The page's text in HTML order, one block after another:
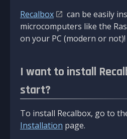
Recalbox
can be easily
microcomputers like the
on your PC (modern or not)!
I want to install
start?
To install Recalbox, go to
Installation page.